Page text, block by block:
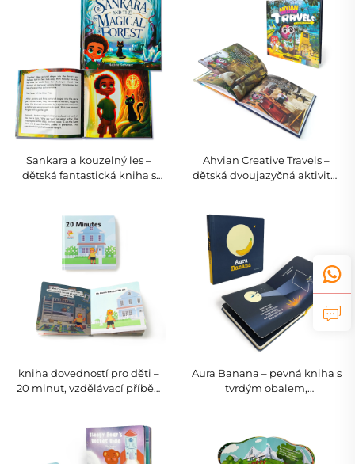
děti
Sankara a kouzelný les –
dětská fantastická kniha s
Ahvian Creative Travels –
dětská dvoujazyčná aktivitní
kniha dovedností pro děti –
20 minut, vzdělávací příběh
Aura Banana – pevná kniha s
tvrdým obalem,